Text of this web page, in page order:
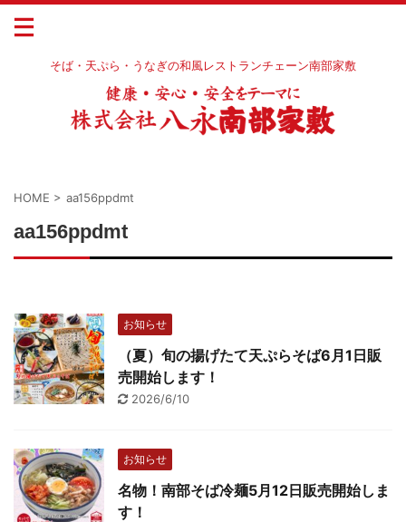
そば・天ぷら・うなぎの和風レストランチェーン南部家敷
HOME > aa156ppdmt
aa156ppdmt
お知らせ
（夏）旬の揚げたて天ぷらそば6月1日販
売開始します！
2026/6/10
お知らせ
名物！南部そば冷麺5月12日販売開始しま
す！